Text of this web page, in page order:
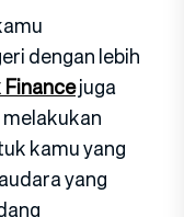
dengan lebih
juga
kamu yang
yang